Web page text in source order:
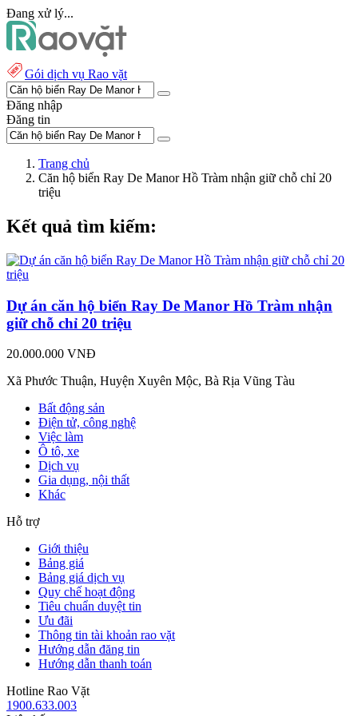
Đang xử lý...
Gói dịch vụ Rao vặt
Đăng nhập
Đăng tin
Trang chủ
Căn hộ biển Ray De Manor Hồ Tràm nhận giữ chỗ chỉ 20
triệu
Kết quả tìm kiếm:
Dự án căn hộ biển Ray De Manor Hồ Tràm nhận
giữ chỗ chỉ 20 triệu
20.000.000 VNĐ
Xã Phước Thuận, Huyện Xuyên Mộc, Bà Rịa Vũng Tàu
Bất động sản
Điện tử, công nghệ
Việc làm
Ô tô, xe
Dịch vụ
Gia dụng, nội thất
Khác
Hỗ trợ
Giới thiệu
Bảng giá
Bảng giá dịch vụ
Quy chế hoạt động
Tiêu chuẩn duyệt tin
Ưu đãi
Thông tin tài khoản rao vặt
Hướng dẫn đăng tin
Hướng dẫn thanh toán
Hotline Rao Vặt
1900.633.003